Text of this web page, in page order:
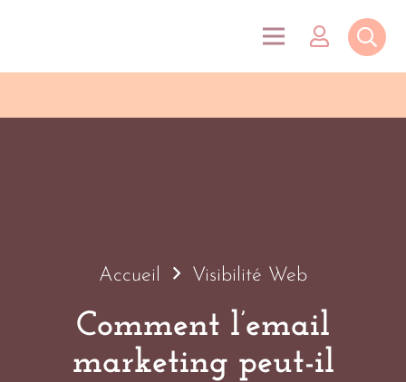
Accueil Visibilité Web
Comment l’email
marketing peut-il